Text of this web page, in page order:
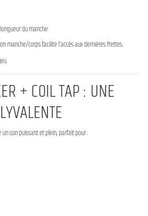
du manche
manche/corps facilite l’accès aux dernières frettes.
+ COIL TAP : UNE
son puissant et plein, parfait pour :